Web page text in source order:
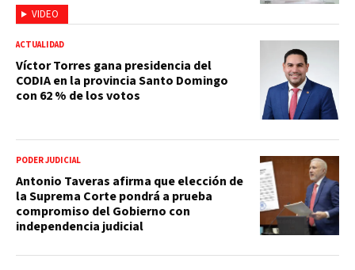
VIDEO
ACTUALIDAD
Víctor Torres gana presidencia del
CODIA en la provincia Santo Domingo
con 62 % de los votos
PODER JUDICIAL
Antonio Taveras afirma que elección de
la Suprema Corte pondrá a prueba
compromiso del Gobierno con
independencia judicial